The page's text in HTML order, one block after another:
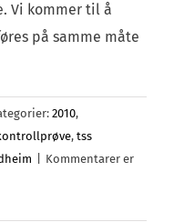
Vi kommer til å
på samme måte
2010,
, tss
Kommentarer er